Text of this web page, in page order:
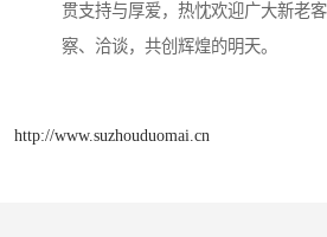
贯支持与厚爱，热忱欢迎广大新老
察、洽谈，共创辉煌的明天。
http://www.suzhouduomai.cn